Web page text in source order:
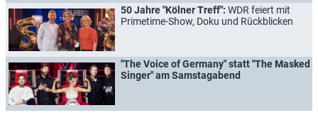
50 Jahre "Kölner Treff": WDR feiert mit
Primetime-Show, Doku und Rückblicken
"The Voice of Germany" statt "The Masked
Singer" am Samstagabend